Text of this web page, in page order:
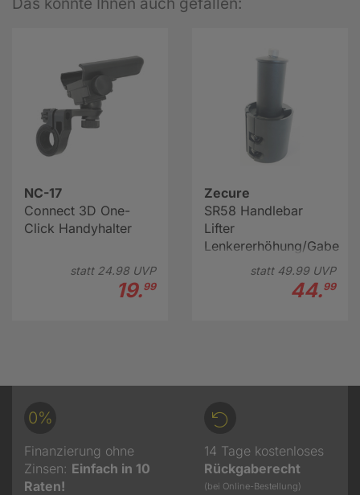
NC-17
Connect 3D One-
Click Handyhalter
statt 24.98 UVP
19.99
Zecure
SR58 Handlebar
Lifter
Lenkererhöhung/
statt 49.99UVP
44.99
0%
Finanzierung ohne
Zinsen: Einfach in 10
Raten!
14 Tage kostenloses
Rückgaberecht
(bei Online-Bestellung)